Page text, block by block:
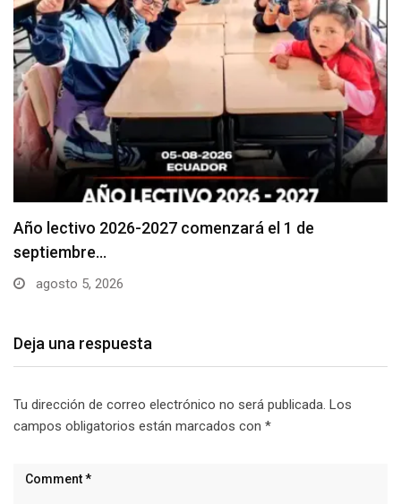
Se suspenderá servicio de agua potable en varios…
agosto 5, 2026
Deja una respuesta
Tu dirección de correo electrónico no será publicada. Los
campos obligatorios están marcados con *